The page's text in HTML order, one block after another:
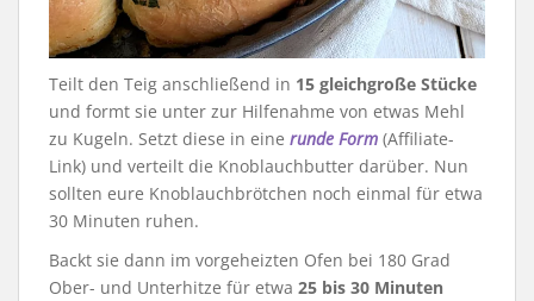
Teilt den Teig anschließend in 15 gleichgroße Stücke
und formt sie unter zur Hilfenahme von etwas Mehl
zu Kugeln. Setzt diese in eine runde Form (Affiliate-
Link) und verteilt die Knoblauchbutter darüber. Nun
sollten eure Knoblauchbrötchen noch einmal für etwa
30 Minuten ruhen.
Backt sie dann im vorgeheizten Ofen bei 180 Grad
Ober- und Unterhitze für etwa 25 bis 30 Minuten